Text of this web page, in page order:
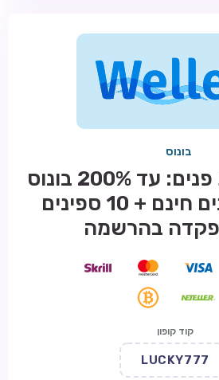
בונוס
חבילת קבלת פנים: עד 200% בונוס
+ 100 ספינים חינם + 10 ספינים
בהרשמה
קוד קופון
LUCKY777